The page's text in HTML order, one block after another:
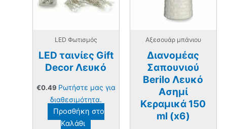
LED Φωτισμός
LED ταινίες Gift
Decor Λευκό
€0.49 Ρωτήστε μας για
διαθεσιμότητα.
Προσθήκη στο
Καλάθι
Αξεσουάρ μπάνιου
Διανομέας
Σαπουνιού
Berilo Λευκό
Ασημί
Κεραμικά 150
ml (x6)